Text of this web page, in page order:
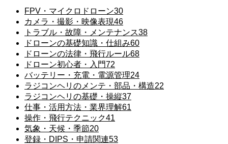
FPV・マイクロドローン30
カメラ・撮影・映像表現46
トラブル・故障・メンテナンス38
ドローンの基礎知識・仕組み60
ドローンの法律・飛行ルール68
ドローン初心者・入門72
バッテリー・充電・電源管理24
ラジコンヘリのメンテ・部品・構造22
ラジコンヘリの基礎・操縦37
仕事・活用方法・業界理解61
操作・飛行テクニック41
気象・天候・季節20
登録・DIPS・申請関連53